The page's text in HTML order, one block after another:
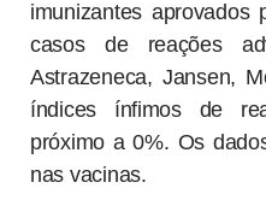
(ECDC) publicou
umdocumentocom
imunizantes aprovados
casos de reações
Astrazeneca, Jansen,
índices ínfimos de